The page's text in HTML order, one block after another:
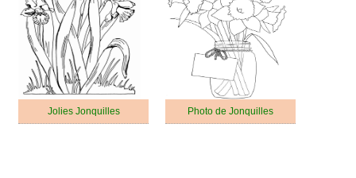
Jolies Jonquilles Photo de Jonquilles